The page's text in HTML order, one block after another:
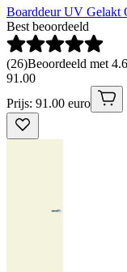
Boarddeur UV Gelakt
Best beoordeeld
(26)Beoordeeld met
91 .00
Prijs: 91.00 euro